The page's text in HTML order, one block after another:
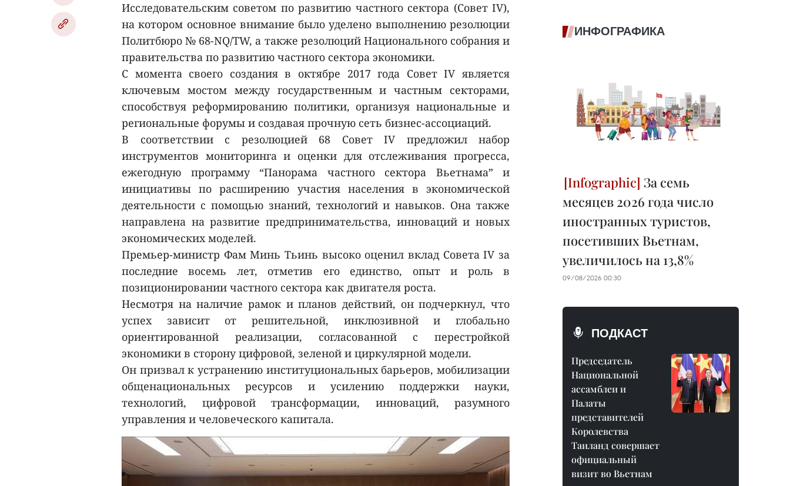
Исследовательским советом по развитию частного сектора (Совет IV),
на котором основное внимание было уделено выполнению резолюции
Политбюро № 68-NQ/TW, а также резолюций Национального собрания и
правительства по развитию частного сектора экономики.
С момента своего создания в октябре 2017 года Совет IV является
ключевым мостом между государственным и частным секторами,
способствуя реформированию политики, организуя национальные и
региональные форумы и создавая прочную сеть бизнес-ассоциаций.
В соответствии с резолюцией 68 Совет IV предложил набор
инструментов мониторинга и оценки для отслеживания прогресса,
ежегодную программу “Панорама частного сектора Вьетнама” и
инициативы по расширению участия населения в экономической
деятельности с помощью знаний, технологий и навыков. Она также
направлена на развитие предпринимательства, инноваций и новых
экономических моделей.
Премьер-министр Фам Минь Тьинь высоко оценил вклад Совета IV за
последние восемь лет, отметив его единство, опыт и роль в
позиционировании частного сектора как двигателя роста.
Несмотря на наличие рамок и планов действий, он подчеркнул, что
успех зависит от решительной, инклюзивной и глобально
ориентированной реализации, согласованной с перестройкой
экономики в сторону цифровой, зеленой и циркулярной модели.
Он призвал к устранению институциональных барьеров, мобилизации
общенациональных ресурсов и усилению поддержки науки,
технологий, цифровой трансформации, инноваций, разумного
управления и человеческого капитала.
ИНФОГРАФИКА
За семь
месяцев 2026 года число
иностранных туристов,
посетивших Вьетнам,
увеличилось на 13,8%
09/08/2026 00:30
ПОДКАСТ
Председатель
Национальной
ассамблеи и
Палаты
представителей
Королевства
Таиланд совершает
официальный
визит во Вьетнам